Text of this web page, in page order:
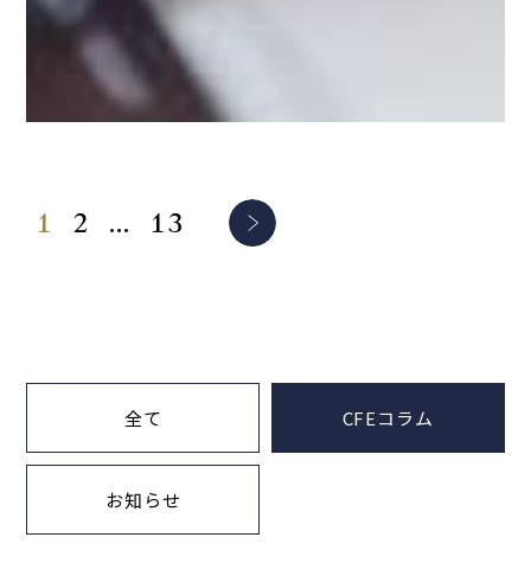
送
1 2 … 13
全て CFEコラム
お知らせ